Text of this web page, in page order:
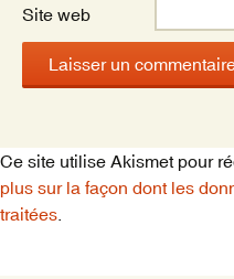
Site web
Ce site utilise Akismet pour
plus sur la façon dont les
traitées